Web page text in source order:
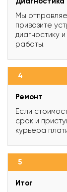
Мы
привозите
диагностику
работы.
4
Ремонт
Если
срок и
курьера
5
Итог